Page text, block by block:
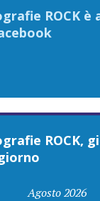
ROCK è
ROCK,
Agosto 2026